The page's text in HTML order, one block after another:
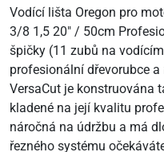
Vodící lišta Oregon pro
3/8 1,5 20" / 50cm
špičky (11 zubů na
profesionální dřevorubce
VersaCut je konstruována
kladené na její kvalitu
náročná na údržbu a má
řezného systému